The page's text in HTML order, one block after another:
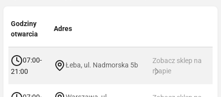
Godziny
otwarcia
Adres
07:00-
21:00
Łeba, ul. Nadmorska 5b
Zobacz sklep na
mapie